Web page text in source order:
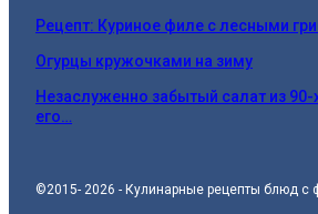
Рецепт: Куриное филе с лесными
Огурцы кружочками на зиму
Незаслуженно забытый салат из
его…
©2015- 2026 - Кулинарные рецепты блюд с